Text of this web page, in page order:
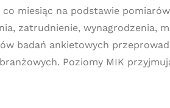
miesiąc na podstawie
zatrudnienie, wynagrodzenia,
badań ankietowych
Poziomy MIK